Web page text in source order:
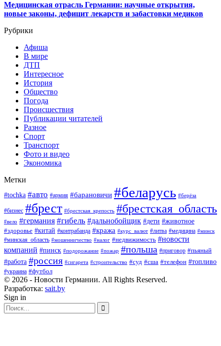
Медицинская отрасль Германии: научные открытия,
новые законы, дефицит лекарств и забастовки медиков
Рубрики
Афиша
В мире
ДТП
Интересное
История
Общество
Погода
Происшествия
Публикации читателей
Разное
Спорт
Транспорт
Фото и видео
Экономика
Метки
#tochka #авто #армия #барановичи #беларусь #берёза
#бизнес #брест #брестская_крепость #брестская_область
#вело #германия #гибель #дальнобойщик #дети #животное
#здоровье #китай #контрабанда #кража #курс_валют #литва #медицина #минск
#минская_область #мошенничество #налог #недвижимость #новости
компаний #пинск #подорожание #пожар #польша #приговор #пьяный
#работа #россия #сигарета #строительство #суд #сша #телефон #топливо
#украина #футбол
© 2026 - Новости Германии. All Rights Reserved.
Разработка: sait.by
Sign in